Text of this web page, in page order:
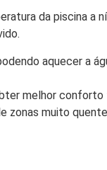
da piscina a
aquecer a
melhor
zonas muito